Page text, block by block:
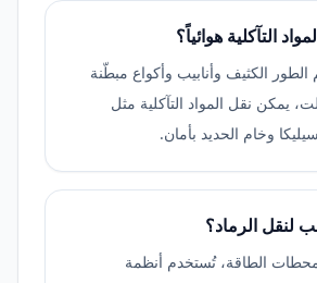
التآكلية هوائياً؟
الكثيف وأنابيب وأكواع مبطّنة
يمكن نقل المواد التآكلية مثل
وخام الحديد بأمان.
لنقل الرماد؟
الطاقة، تُستخدم أنظمة